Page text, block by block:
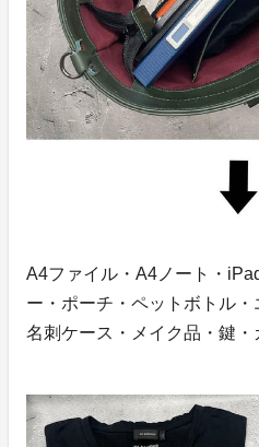
A4ファイル・A4ノート・
ー・ポーチ・ペットボトル・
名刺ケース・メイク品・鍵